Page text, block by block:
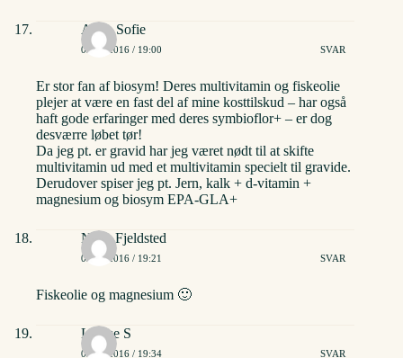
Anne Sofie
02/06/2016 / 19:00 SVAR
Er stor fan af biosym! Deres multivitamin og fiskeolie
plejer at være en fast del af mine kosttilskud – har også
haft gode erfaringer med deres symbioflor+ – er dog
desværre løbet tør!
Da jeg pt. er gravid har jeg været nødt til at skifte
multivitamin ud med et multivitamin specielt til gravide.
Derudover spiser jeg pt. Jern, kalk + d-vitamin +
magnesium og biosym EPA-GLA+
Nana Fjeldsted
02/06/2016 / 19:21 SVAR
Fiskeolie og magnesium 🙂
Louise S
02/06/2016 / 19:34 SVAR